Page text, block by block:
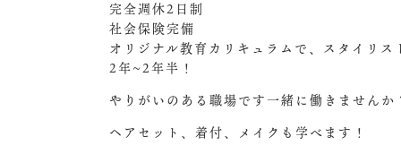
完全週休2日制
社会保険完備
オリジナル教育カリキュラムで、スタイリス
2年~2年半！
やりがいのある職場です一緒に働きませんか
ヘアセット、着付、メイクも学べます！